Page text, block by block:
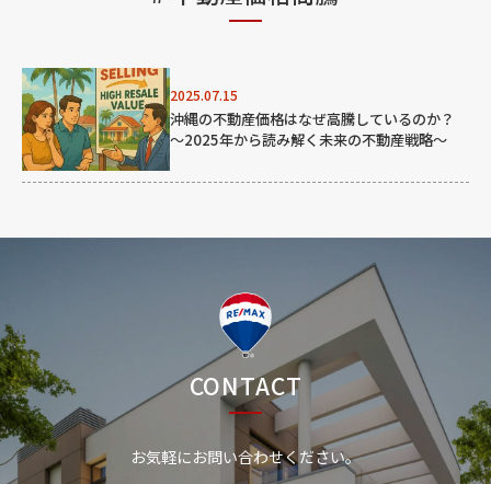
2025.07.15
沖縄の不動産価格はなぜ高騰しているのか？
〜2025年から読み解く未来の不動産戦略〜
CONTACT
お気軽にお問い合わせください。